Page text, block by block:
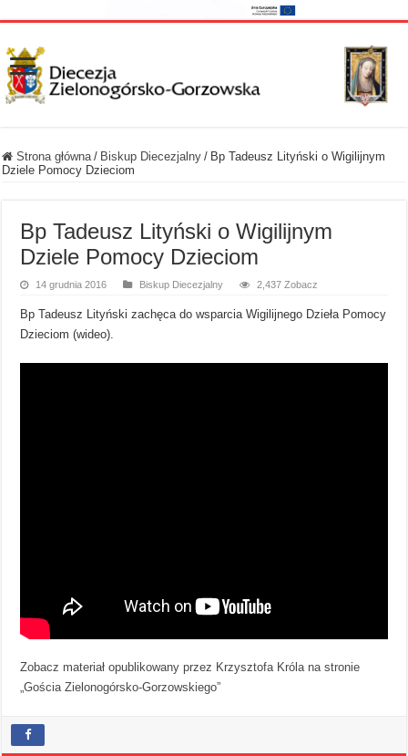
Strona główna / Biskup Diecezjalny / Bp Tadeusz Lityński o Wigilijnym
Dziele Pomocy Dzieciom
Bp Tadeusz Lityński o Wigilijnym
Dziele Pomocy Dzieciom
14 grudnia 2016 Biskup Diecezjalny 2,437 Zobacz
Bp Tadeusz Lityński zachęca do wsparcia Wigilijnego Dzieła Pomocy
Dzieciom (wideo).
Zobacz materiał opublikowany przez Krzysztofa Króla na stronie
„Gościa Zielonogórsko-Gorzowskiego”